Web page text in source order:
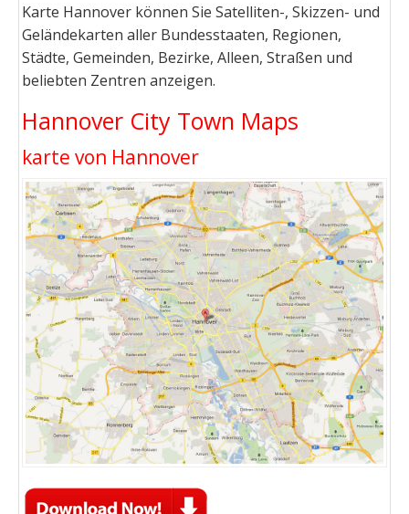
Karte Hannover können Sie Satelliten-, Skizzen- und
Geländekarten aller Bundesstaaten, Regionen,
Städte, Gemeinden, Bezirke, Alleen, Straßen und
beliebten Zentren anzeigen.
Hannover City Town Maps
karte von Hannover